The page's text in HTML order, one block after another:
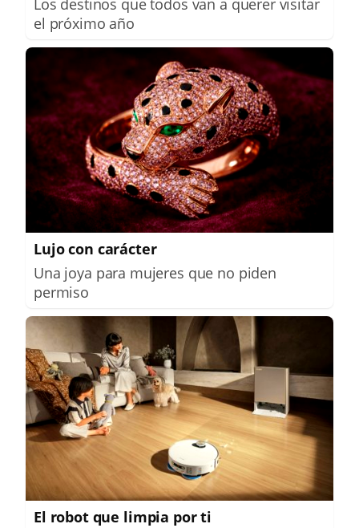
Los destinos que todos van a querer visitar
el próximo año
Lujo con carácter
Una joya para mujeres que no piden
permiso
El robot que limpia por ti